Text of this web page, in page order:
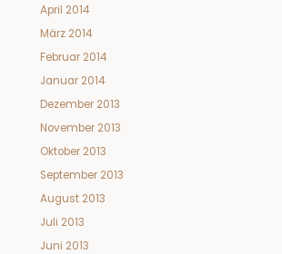
April 2014
März 2014
Februar 2014
Januar 2014
Dezember 2013
November 2013
Oktober 2013
September 2013
August 2013
Juli 2013
Juni 2013